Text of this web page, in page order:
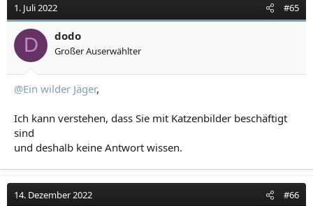
1. Juli 2022 #65
D dodo
Großer Auserwählter
@Ein wilder Jäger,
Ich kann verstehen, dass Sie mit Katzenbilder beschäftigt
sind
und deshalb keine Antwort wissen.
14. Dezember 2022 #66